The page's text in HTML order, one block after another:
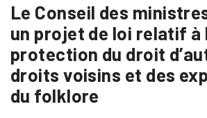
Le Conseil des
un projet de loi relatif à
protection du droit
droits voisins et des
du folklore